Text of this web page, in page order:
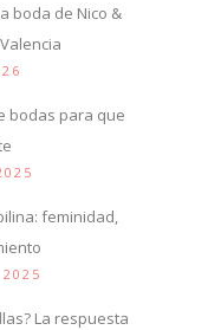
boda de Nico &
bodas para que
feminidad,
La respuesta